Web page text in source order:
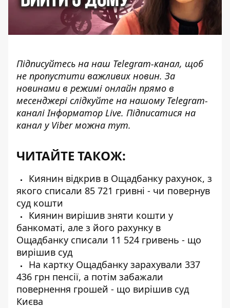
Підписуйтесь на наш Telegram-канал, щоб
не пропустити важливих новин. За
новинами в режимі онлайн прямо в
месенджері слідкуйте на нашому Telegram-
каналіІнформатор Live. Підписатися на
канал у Viber можна тут.
ЧИТАЙТЕ ТАКОЖ:
Киянин відкрив в Ощадбанку рахунок, з
якого списали 85 721 гривні - чи повернув
суд кошти
Киянин вирішив зняти кошти у
банкоматі, але з його рахунку в
Ощадбанку списали 11 524 гривень - що
вирішив суд
На картку Ощадбанку зарахували 337
436 грн пенсії, а потім забажали
повернення грошей - що вирішив суд
Києва